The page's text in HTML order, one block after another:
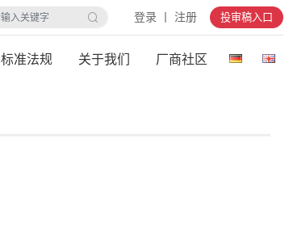
登录 丨 注册 投审稿入口
标准法规 关于我们 厂商社区